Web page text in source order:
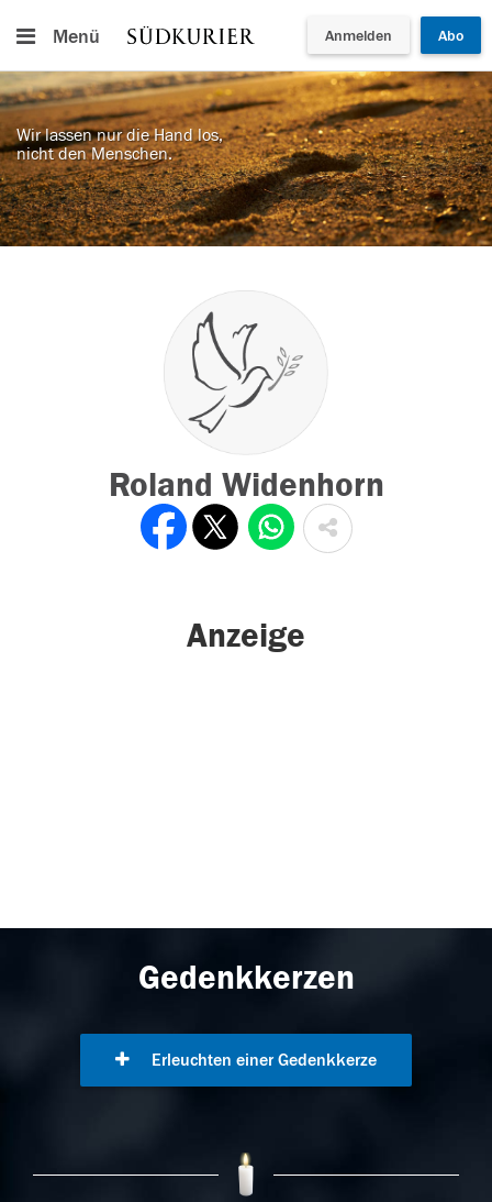
Menü Anmelden Abo
Wir lassen nur die Hand los,
nicht den Menschen.
Roland Widenhorn
Anzeige
Gedenkkerzen
Erleuchten einer Gedenkkerze